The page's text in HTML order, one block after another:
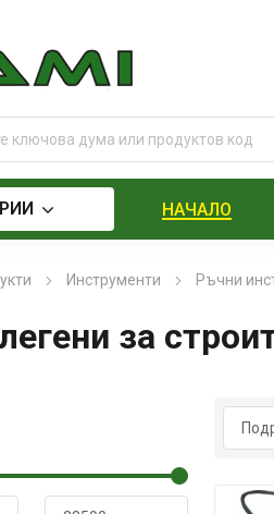
НАЧАЛО
Инструменти Ръчни
за